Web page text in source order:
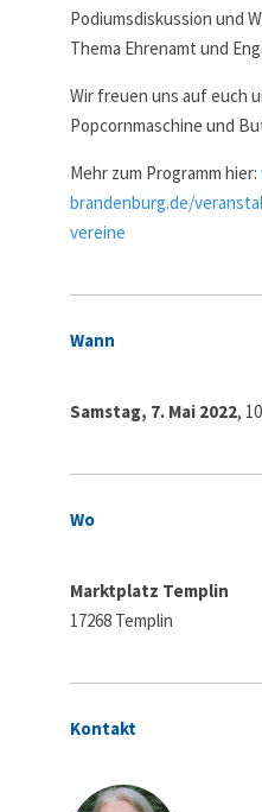
Podiumsdiskussion und
Thema Ehrenamt und
Wir freuen uns auf euch
Popcornmaschine und
Mehr zum Programm hier:
brandenburg.de/
vereine
Wann
Samstag, 7. Mai 2022,
Wo
Marktplatz Templin
17268 Templin
Kontakt